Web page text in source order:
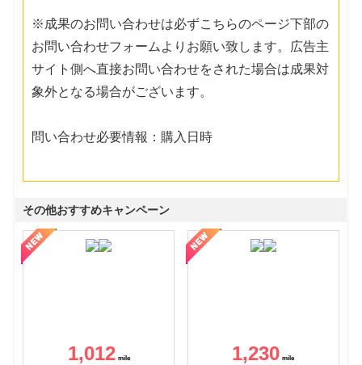
※成果のお問い合わせは必ずこちらのページ下部の
お問い合わせフォームよりお願い致します。広告主
サイト側へ直接お問い合わせをされた場合は成果対
象外となる場合がございます。
問い合わせ必要情報：購入日時
その他おすすめキャンペーン
1,012 1,230